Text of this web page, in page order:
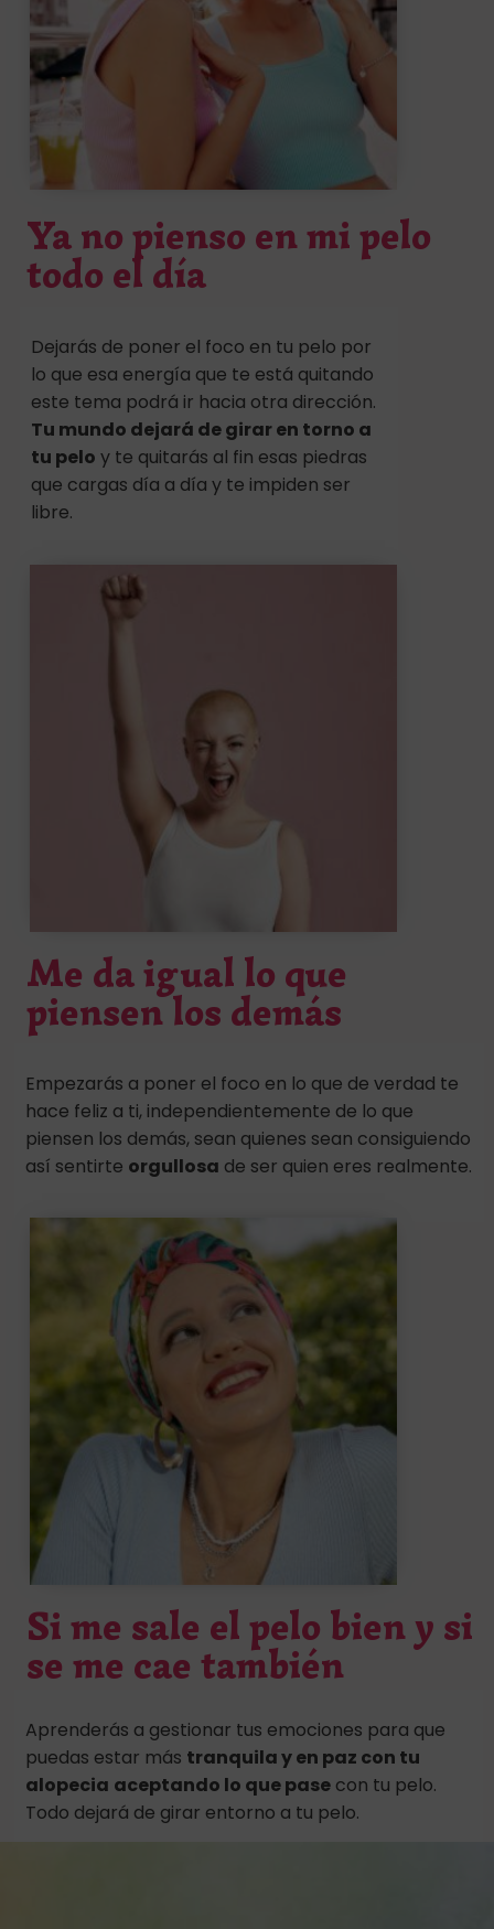
Ya no pienso en mi pelo
todo el día
Dejarás de poner el foco en tu pelo por
lo que esa energía que te está quitando
este tema podrá ir hacia otra dirección.
Tu mundo dejará de girar en torno a
tu pelo y te quitarás al fin esas piedras
que cargas día a día y te impiden ser
libre.
Me da igual lo que
piensen los demás
Empezarás a poner el foco en lo que de verdad te
hace feliz a ti, independientemente de lo que
piensen los demás, sean quienes sean consiguiendo
así sentirte orgullosa de ser quien eres realmente.
Si me sale el pelo bien y si
se me cae también
Aprenderás a gestionar tus emociones para que
puedas estar más tranquila y en paz con tu
alopecia aceptando lo que pase con tu pelo.
Todo dejará de girar entorno a tu pelo.